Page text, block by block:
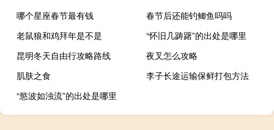
哪个星座春节最有钱
春节后还能钓鲫鱼吗吗
老鼠狼和鸡拜年是不是
“怀旧几踌躇”的出处是哪里
昆明冬天自由行攻略路线
夜叉怎么攻略
肌肤之食
李子长途运输保鲜打包方法
“慾波如浊流”的出处是哪里